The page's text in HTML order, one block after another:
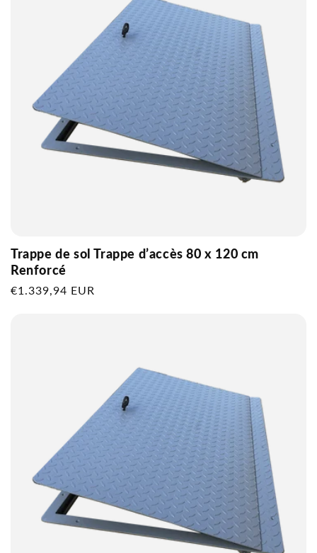
Trappe de sol Trappe d’accès 80 x 120 cm
Renforcé
Prix
€1.339,94 EUR